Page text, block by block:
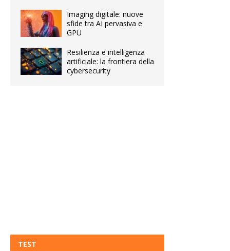
Imaging digitale: nuove
sfide tra AI pervasiva e
GPU
Resilienza e intelligenza
artificiale: la frontiera della
cybersecurity
TEST